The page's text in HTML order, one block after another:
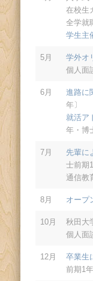
在校生
全学就
学生主
5月 学外オ
個人面
6月 進路に
年〕
就活ア
年・博
7月 先輩に
士前期1
通信教
8月 オープ
10月
秋田大
個人面
12月 卒業生
前期1年